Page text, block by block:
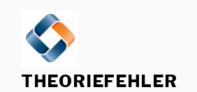
springen
THEORIEFEHLER